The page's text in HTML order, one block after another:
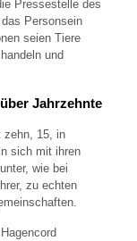
Pressestelle des
Personsein
seien Tiere
und
Jahrzehnte
zehn, 15, in
sich mit ihren
wie bei
zu echten